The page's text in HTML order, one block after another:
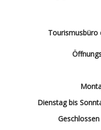
Tourismusbüro
Dienstag bis